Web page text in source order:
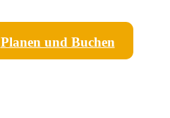
Planen und Buchen